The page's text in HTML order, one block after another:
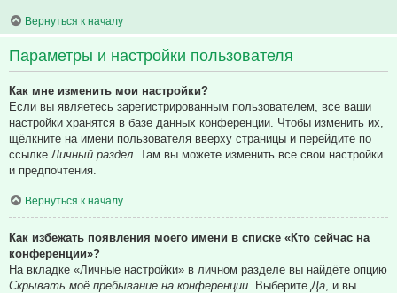
Вернуться к началу
Параметры и настройки пользователя
Как мне изменить мои настройки?
Если вы являетесь зарегистрированным пользователем, все ваши
настройки хранятся в базе данных конференции. Чтобы изменить их,
щёлкните на имени пользователя вверху страницы и перейдите по
ссылке Личный раздел . Там вы можете изменить все свои настройки
и предпочтения.
Вернуться к началу
Как избежать появления моего имени в списке «Кто сейчас на
конференции»?
На вкладке «Личные настройки» в личном разделе вы найдёте опцию
Скрывать моё пребывание на конференции . Выберите Да , и вы